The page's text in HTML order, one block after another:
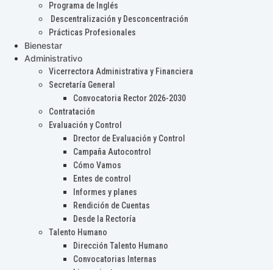
Programa de Inglés
Descentralización y Desconcentración
Prácticas Profesionales
Bienestar
Administrativo
Vicerrectora Administrativa y Financiera
Secretaría General
Convocatoria Rector 2026-2030
Contratación
Evaluación y Control
Drector de Evaluación y Control
Campaña Autocontrol
Cómo Vamos
Entes de control
Informes y planes
Rendición de Cuentas
Desde la Rectoría
Talento Humano
Dirección Talento Humano
Convocatorias Internas